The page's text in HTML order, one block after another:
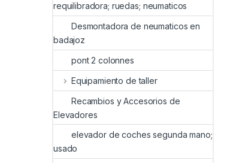
requilibradora; ruedas; neumaticos
Desmontadora de neumaticos en
badajoz
pont 2 colonnes
Equipamiento de taller
Recambios y Accesorios de
Elevadores
elevador de coches segunda mano;
usado